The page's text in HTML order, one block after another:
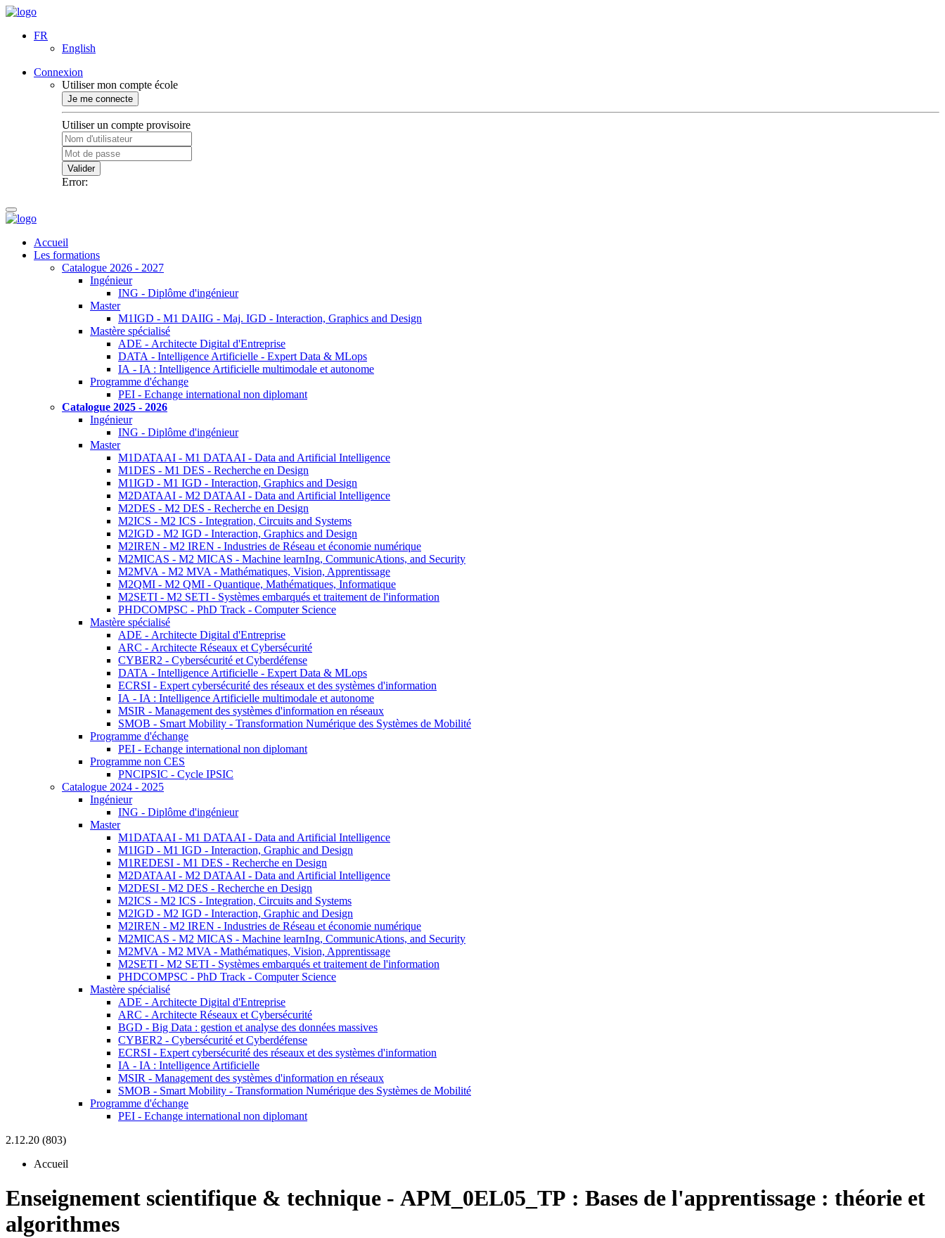
FR
English
Connexion
Utiliser mon compte école
Je me connecte
Utiliser un compte provisoire
Valider
Error:
Accueil
Les formations
Catalogue 2026 - 2027
Ingénieur
ING - Diplôme d'ingénieur
Master
M1IGD - M1 DAIIG - Maj. IGD - Interaction, Graphics and Design
Mastère spécialisé
ADE - Architecte Digital d'Entreprise
DATA - Intelligence Artificielle - Expert Data & MLops
IA - IA : Intelligence Artificielle multimodale et autonome
Programme d'échange
PEI - Echange international non diplomant
Catalogue 2025 - 2026
Ingénieur
ING - Diplôme d'ingénieur
Master
M1DATAAI - M1 DATAAI - Data and Artificial Intelligence
M1DES - M1 DES - Recherche en Design
M1IGD - M1 IGD - Interaction, Graphics and Design
M2DATAAI - M2 DATAAI - Data and Artificial Intelligence
M2DES - M2 DES - Recherche en Design
M2ICS - M2 ICS - Integration, Circuits and Systems
M2IGD - M2 IGD - Interaction, Graphics and Design
M2IREN - M2 IREN - Industries de Réseau et économie numérique
M2MICAS - M2 MICAS - Machine learnIng, CommunicAtions, and Security
M2MVA - M2 MVA - Mathématiques, Vision, Apprentissage
M2QMI - M2 QMI - Quantique, Mathématiques, Informatique
M2SETI - M2 SETI - Systèmes embarqués et traitement de l'information
PHDCOMPSC - PhD Track - Computer Science
Mastère spécialisé
ADE - Architecte Digital d'Entreprise
ARC - Architecte Réseaux et Cybersécurité
CYBER2 - Cybersécurité et Cyberdéfense
DATA - Intelligence Artificielle - Expert Data & MLops
ECRSI - Expert cybersécurité des réseaux et des systèmes d'information
IA - IA : Intelligence Artificielle multimodale et autonome
MSIR - Management des systèmes d'information en réseaux
SMOB - Smart Mobility - Transformation Numérique des Systèmes de Mobilité
Programme d'échange
PEI - Echange international non diplomant
Programme non CES
PNCIPSIC - Cycle IPSIC
Catalogue 2024 - 2025
Ingénieur
ING - Diplôme d'ingénieur
Master
M1DATAAI - M1 DATAAI - Data and Artificial Intelligence
M1IGD - M1 IGD - Interaction, Graphic and Design
M1REDESI - M1 DES - Recherche en Design
M2DATAAI - M2 DATAAI - Data and Artificial Intelligence
M2DESI - M2 DES - Recherche en Design
M2ICS - M2 ICS - Integration, Circuits and Systems
M2IGD - M2 IGD - Interaction, Graphic and Design
M2IREN - M2 IREN - Industries de Réseau et économie numérique
M2MICAS - M2 MICAS - Machine learnIng, CommunicAtions, and Security
M2MVA - M2 MVA - Mathématiques, Vision, Apprentissage
M2SETI - M2 SETI - Systèmes embarqués et traitement de l'information
PHDCOMPSC - PhD Track - Computer Science
Mastère spécialisé
ADE - Architecte Digital d'Entreprise
ARC - Architecte Réseaux et Cybersécurité
BGD - Big Data : gestion et analyse des données massives
CYBER2 - Cybersécurité et Cyberdéfense
ECRSI - Expert cybersécurité des réseaux et des systèmes d'information
IA - IA : Intelligence Artificielle
MSIR - Management des systèmes d'information en réseaux
SMOB - Smart Mobility - Transformation Numérique des Systèmes de Mobilité
Programme d'échange
PEI - Echange international non diplomant
2.12.20 (803)
Accueil
Enseignement scientifique & technique - APM_0EL05_TP : Bases de l'apprentissage : théorie et
algorithmes